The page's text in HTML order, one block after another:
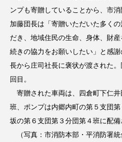
ンプも寄贈していることから、市
加藤団長は「寄贈いただいた多く
だき、地域住民の生命、身体、財
続きの協力をお願いしたい」と感
長から庄司社長に褒状が渡された
回目。
寄贈された車両は、四倉町下仁井
班、ポンプは内郷内町の第５支団
坂の第６支団第３分団第４班に配備
（写真：市消防本部・平消防署